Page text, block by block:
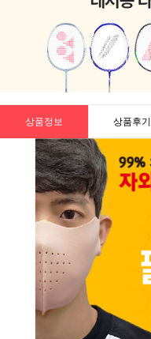
상품정보 상품후기